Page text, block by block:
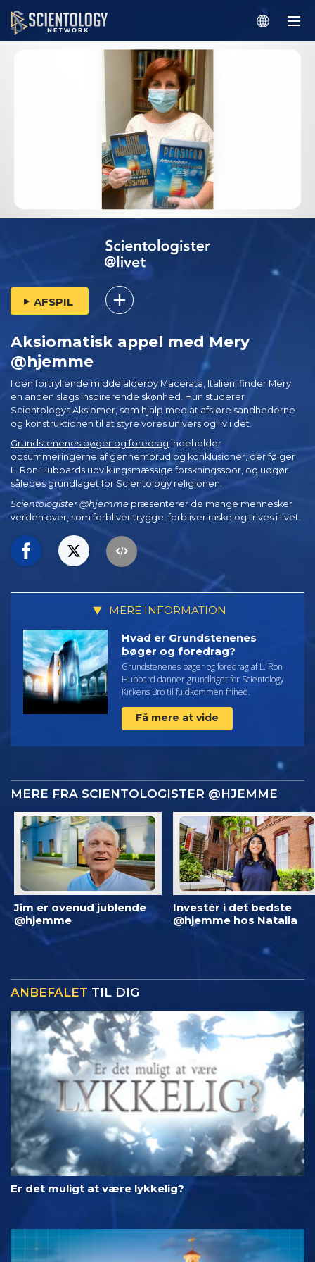
AFSPIL
Aksiomatisk appel med Mery
@hjemme
I den fortryllende middelalderby Macerata, Italien, finder Mery
en anden slags inspirerende skønhed. Hun studerer
Scientologys Aksiomer, som hjalp med at afsløre sandhederne
og konstruktionen til at styre vores univers og liv i det.
Grundstenenes bøger og foredrag indeholder
opsummeringerne af gennembrud og konklusioner, der følger
L. Ron Hubbards udviklingsmæssige forskningsspor, og udgør
således grundlaget for Scientology religionen.
Scientologister @hjemme præsenterer de mange mennesker
verden over, som forbliver trygge, forbliver raske og trives i livet.
MERE INFORMATION
Hvad er Grundstenenes
bøger og foredrag?
Grundstenenes bøger og foredrag af L. Ron
Hubbard danner grundlaget for Scientology
Kirkens Bro til fuldkommen frihed.
Få mere at vide
MERE FRA SCIENTOLOGISTER @HJEMME
Jim er ovenud jublende
@hjemme
Investér i det bedste
@hjemme hos Natalia
ANBEFALET TIL DIG
Er det muligt at være lykkelig?